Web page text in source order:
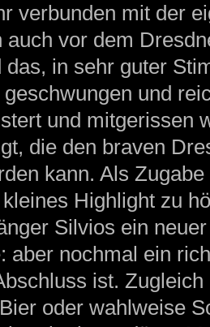
verbunden mit der
auch vor dem
das, in sehr guter
und
und mitgerissen
die den braven
kann. Als
Highlight zu
Silvios ein
aber nochmal ein
ist.
oder wahlweise